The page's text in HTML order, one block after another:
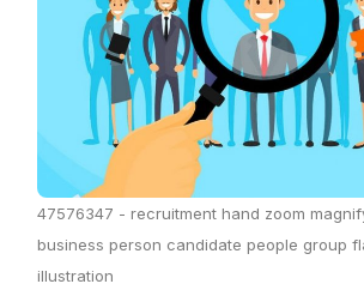
47576347 - recruitment hand zoom
business person candidate people group
illustration